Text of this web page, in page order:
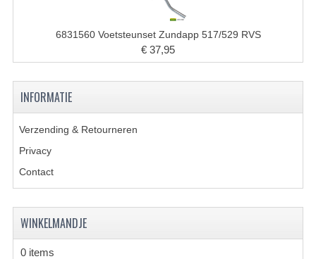
SPIEGELS
STUREN
TELLER ONDERDELEN
ACCU'S EN CLAXONS
ACHTERLICHTEN
6831560 Voetsteunset Zundapp 517/529 RVS
€ 37,95
INFORMATIE
Verzending & Retourneren
Privacy
Contact
WINKELMANDJE
0 items